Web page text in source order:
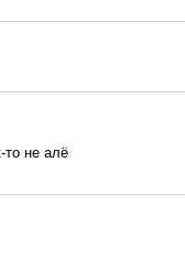
то не алё